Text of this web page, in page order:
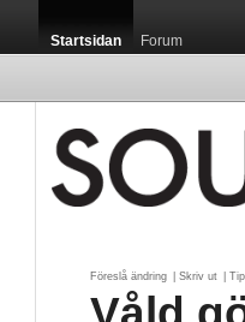
Startsidan Forum
Föreslå ändring Skriv ut